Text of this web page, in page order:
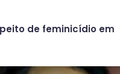
de feminicídio em